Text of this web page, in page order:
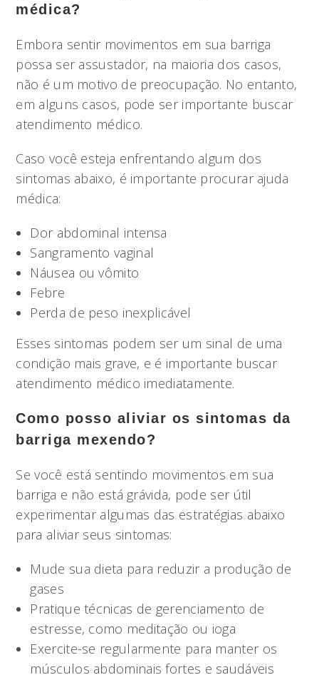
médica?
Embora sentir movimentos em sua barriga
possa ser assustador, na maioria dos casos,
não é um motivo de preocupação. No entanto,
em alguns casos, pode ser importante buscar
atendimento médico.
Caso você esteja enfrentando algum dos
sintomas abaixo, é importante procurar ajuda
médica:
Dor abdominal intensa
Sangramento vaginal
Náusea ou vômito
Febre
Perda de peso inexplicável
Esses sintomas podem ser um sinal de uma
condição mais grave, e é importante buscar
atendimento médico imediatamente.
Como posso aliviar os sintomas da
barriga mexendo?
Se você está sentindo movimentos em sua
barriga e não está grávida, pode ser útil
experimentar algumas das estratégias abaixo
para aliviar seus sintomas:
Mude sua dieta para reduzir a produção de
gases
Pratique técnicas de gerenciamento de
estresse, como meditação ou ioga
Exercite-se regularmente para manter os
músculos abdominais fortes e saudáveis